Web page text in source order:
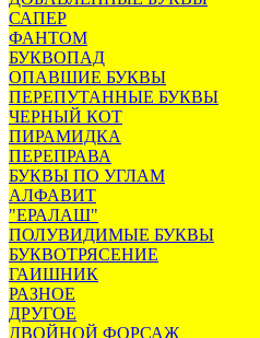
САПЕР
ФАНТОМ
БУКВОПАД
ОПАВШИЕ БУКВЫ
ПЕРЕПУТАННЫЕ БУКВЫ
ЧЕРНЫЙ КОТ
ПИРАМИДКА
ПЕРЕПРАВА
БУКВЫ ПО УГЛАМ
АЛФАВИТ
"ЕРАЛАШ"
ПОЛУВИДИМЫЕ БУКВЫ
БУКВОТРЯСЕНИЕ
ГАИШНИК
РАЗНОЕ
ДРУГОЕ
ДВОЙНОЙ ФОРСАЖ